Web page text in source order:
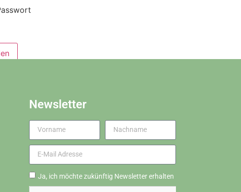
Newsletter
Ja, ich möchte zukünftig Newsletter erhalten